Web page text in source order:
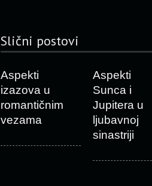
Slični postovi
Aspekti
izazova u
romantičnim
vezama
Aspekti
Sunca i
Jupitera u
ljubavnoj
sinastriji